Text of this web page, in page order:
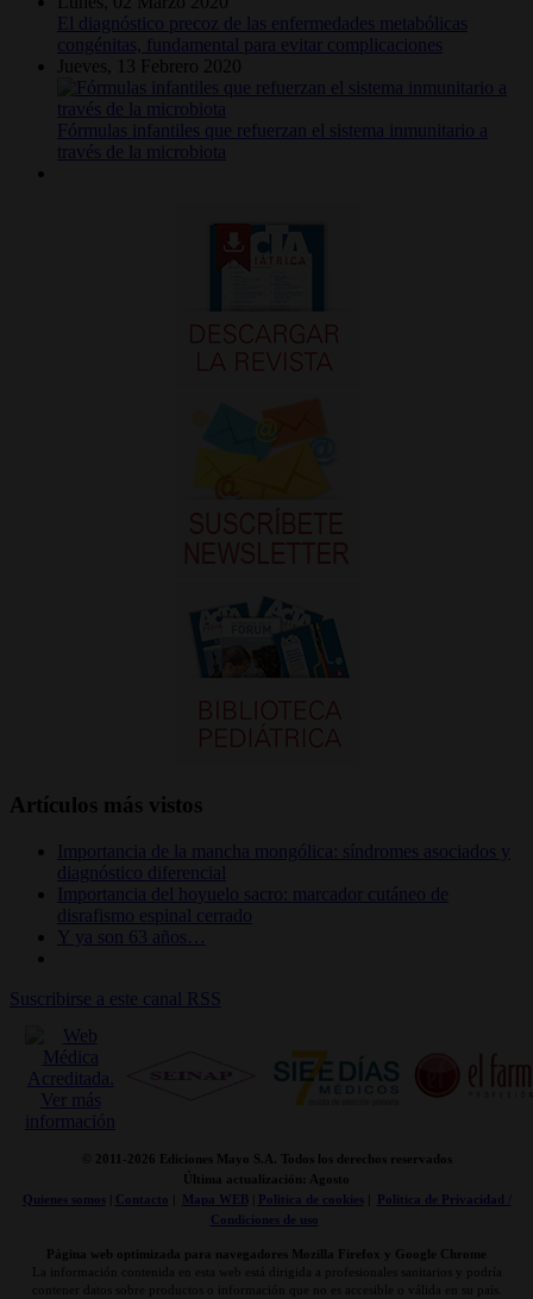
El diagnóstico precoz de las enfermedades metabólicas
congénitas, fundamental para evitar complicaciones
Jueves, 13 Febrero 2020
Fórmulas infantiles que refuerzan el sistema inmunitario a
través de la microbiota
Artículos más vistos
Importancia de la mancha mongólica: síndromes asociados y
diagnóstico diferencial
Importancia del hoyuelo sacro: marcador cutáneo de
disrafismo espinal cerrado
Y ya son 63 años…
Suscribirse a este canal RSS
© 2011- 2026 Ediciones Mayo S.A. Todos los derechos reservados
Última actualización: Agosto
Quienes somos| Contacto Mapa WEB| Politica de cookies|
Politica de Privacidad /
Condiciones de uso
Página web optimizada para navegadores Mozilla Firefox y Google Chrome
La información contenida en esta web está dirigida a profesionales sanitarios y podría
contener datos sobre productos o información que no es accesible o válida en su país.